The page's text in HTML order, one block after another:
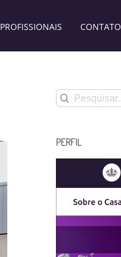
PROFISSIONAIS CONTATO
Buscar
resultados
PERFIL